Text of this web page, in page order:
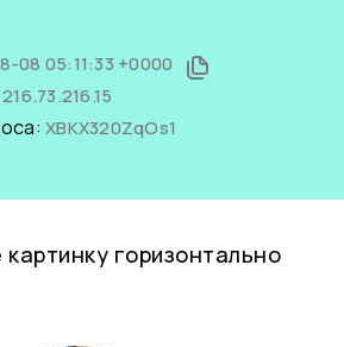
08 05:11:33 +0000
216.73.216.15
XBKX320ZqOs1
картинку горизонтально